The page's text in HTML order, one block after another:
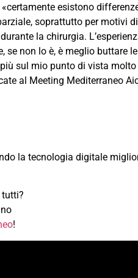
esistono
soprattutto per motivi
la chirurgia.
se non lo è, è meglio buttare
sul mio punto di vista
al Meeting Mediterraneo
la tecnologia digitale
tutti?
!